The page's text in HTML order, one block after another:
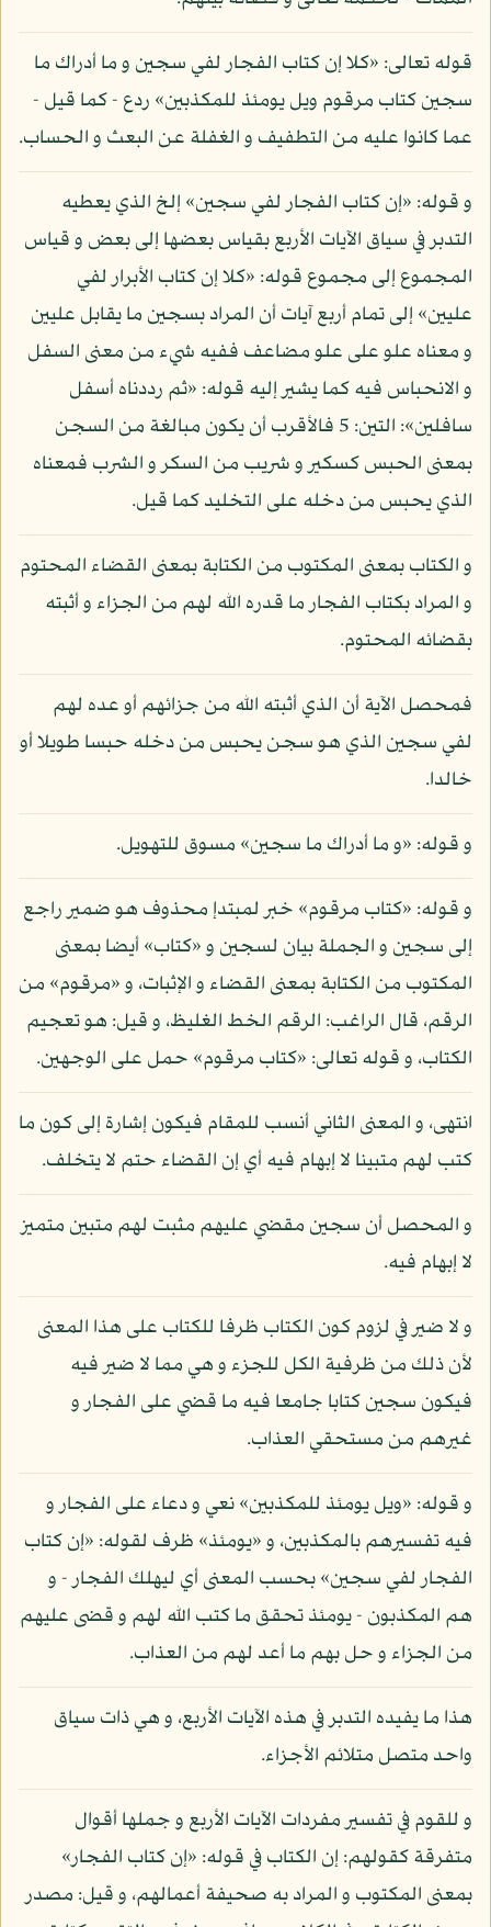
قوله تعالى: «كلا إن كتاب الفجار لفي سجين و ما أدراك ما
سجين كتاب مرقوم ويل يومئذ للمكذبين» ردع - كما قيل -
عما كانوا عليه من التطفيف و الغفلة عن البعث و الحساب.
و قوله: «إن كتاب الفجار لفي سجين» إلخ الذي يعطيه
التدبر في سياق الآيات الأربع بقياس بعضها إلى بعض و قياس
المجموع إلى مجموع قوله: «كلا إن كتاب الأبرار لفي
عليين» إلى تمام أربع آيات أن المراد بسجين ما يقابل عليين
و معناه علو على علو مضاعف ففيه شيء من معنى السفل
و الانحباس فيه كما يشير إليه قوله: «ثم رددناه أسفل
سافلين»: التين: 5 فالأقرب أن يكون مبالغة من السجن
بمعنى الحبس كسكير و شريب من السكر و الشرب فمعناه
الذي يحبس من دخله على التخليد كما قيل.
و الكتاب بمعنى المكتوب من الكتابة بمعنى القضاء المحتوم
و المراد بكتاب الفجار ما قدره الله لهم من الجزاء و أثبته
بقضائه المحتوم.
فمحصل الآية أن الذي أثبته الله من جزائهم أو عده لهم
لفي سجين الذي هو سجن يحبس من دخله حبسا طويلا أو
خالدا.
و قوله: «و ما أدراك ما سجين» مسوق للتهويل.
و قوله: «كتاب مرقوم» خبر لمبتدإ محذوف هو ضمير راجع
إلى سجين و الجملة بيان لسجين و «كتاب» أيضا بمعنى
المكتوب من الكتابة بمعنى القضاء و الإثبات، و «مرقوم» من
الرقم، قال الراغب: الرقم الخط الغليظ، و قيل: هو تعجيم
الكتاب، و قوله تعالى: «كتاب مرقوم» حمل على الوجهين.
انتهى، و المعنى الثاني أنسب للمقام فيكون إشارة إلى كون ما
كتب لهم متبينا لا إبهام فيه أي إن القضاء حتم لا يتخلف.
و المحصل أن سجين مقضي عليهم مثبت لهم متبين متميز
لا إبهام فيه.
و لا ضير في لزوم كون الكتاب ظرفا للكتاب على هذا المعنى
لأن ذلك من ظرفية الكل للجزء و هي مما لا ضير فيه
فيكون سجين كتابا جامعا فيه ما قضي على الفجار و
غيرهم من مستحقي العذاب.
و قوله: «ويل يومئذ للمكذبين» نعي و دعاء على الفجار و
فيه تفسيرهم بالمكذبين، و «يومئذ» ظرف لقوله: «إن كتاب
الفجار لفي سجين» بحسب المعنى أي ليهلك الفجار - و
هم المكذبون - يومئذ تحقق ما كتب الله لهم و قضى عليهم
من الجزاء و حل بهم ما أعد لهم من العذاب.
هذا ما يفيده التدبر في هذه الآيات الأربع، و هي ذات سياق
واحد متصل متلائم الأجزاء.
و للقوم في تفسير مفردات الآيات الأربع و جملها أقوال
متفرقة كقولهم: إن الكتاب في قوله: «إن كتاب الفجار»
بمعنى المكتوب و المراد به صحيفة أعمالهم، و قيل: مصدر